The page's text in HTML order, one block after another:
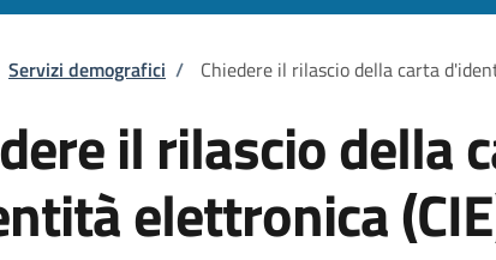
di pane
Servizi demografici / Chiedere il rilascio della carta
il rilascio della
elettronica